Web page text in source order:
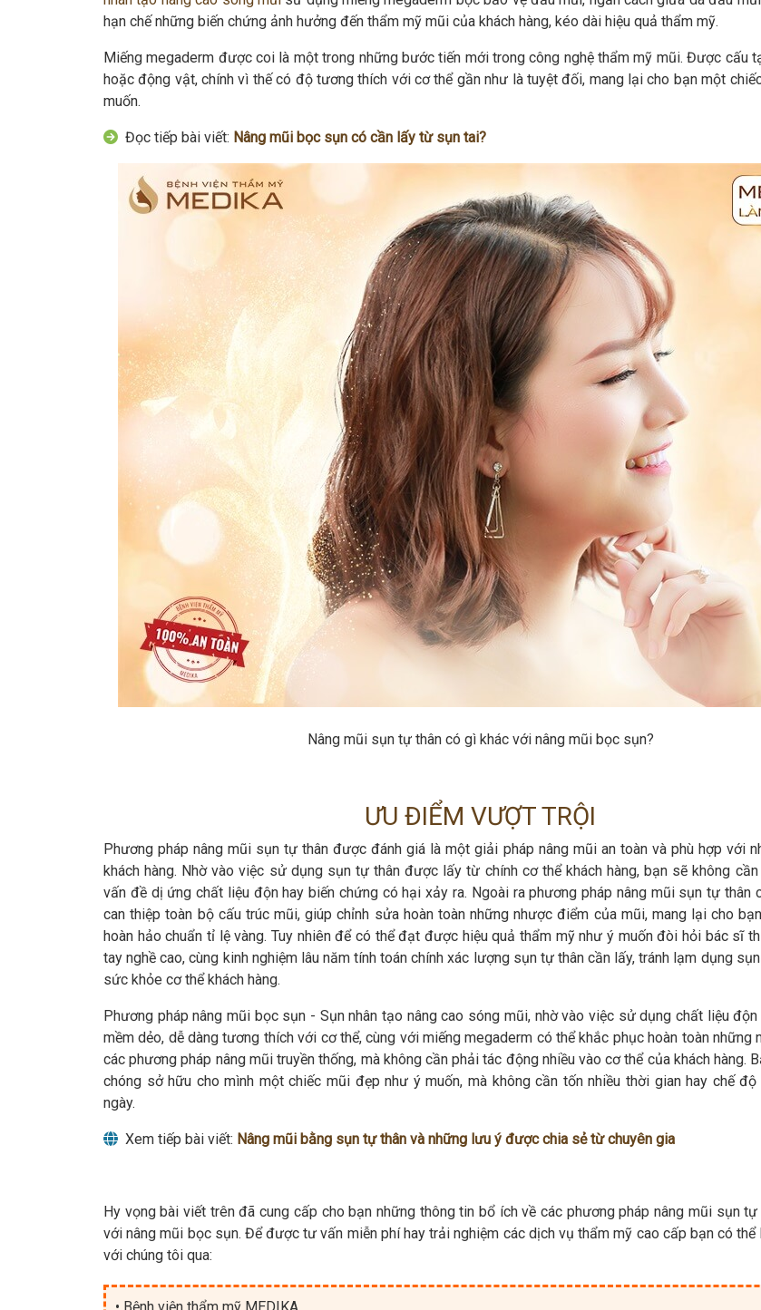
hạn chế những biến chứng ảnh hưởng đến thẩm mỹ mũi của khách hàng, kéo dài hiệu quả thẩm mỹ.
Miếng megaderm được coi là một trong những bước tiến mới trong công nghệ thẩm mỹ mũi. Được cấu
hoặc động vật, chính vì thế có độ tương thích với cơ thể gần như là tuyệt đối, mang lại cho bạn một
muốn.
Đọc tiếp bài viết: Nâng mũi bọc sụn có cần lấy từ sụn tai?
Nâng mũi sụn tự thân có gì khác với nâng mũi bọc sụn?
ƯU ĐIỂM VƯỢT TRỘI
Phương pháp nâng mũi sụn tự thân được đánh giá là một giải pháp nâng mũi an toàn và phù hợp với
khách hàng. Nhờ vào việc sử dụng sụn tự thân được lấy từ chính cơ thể khách hàng, bạn sẽ không
vấn đề dị ứng chất liệu độn hay biến chứng có hại xảy ra. Ngoài ra phương pháp nâng mũi sụn tự thân
can thiệp toàn bộ cấu trúc mũi, giúp chỉnh sửa hoàn toàn những nhược điểm của mũi, mang lại cho
hoàn hảo chuẩn tỉ lệ vàng. Tuy nhiên để có thể đạt được hiệu quả thẩm mỹ như ý muốn đòi hỏi bác sĩ
tay nghề cao, cùng kinh nghiệm lâu năm tính toán chính xác lượng sụn tự thân cần lấy, tránh lạm dụng
sức khỏe cơ thể khách hàng.
Phương pháp nâng mũi bọc sụn - Sụn nhân tạo nâng cao sóng mũi, nhờ vào việc sử dụng chất liệu
mềm dẻo, dễ dàng tương thích với cơ thể, cùng với miếng megaderm có thể khắc phục hoàn toàn những
các phương pháp nâng mũi truyền thống, mà không cần phải tác động nhiều vào cơ thể của khách hàng.
chóng sở hữu cho mình một chiếc mũi đẹp như ý muốn, mà không cần tốn nhiều thời gian hay chế
ngày.
Xem tiếp bài viết: Nâng mũi bằng sụn tự thân và những lưu ý được chia sẻ từ chuyên gia
Hy vọng bài viết trên đã cung cấp cho bạn những thông tin bổ ích về các phương pháp nâng mũi sụn
với nâng mũi bọc sụn. Để được tư vấn miễn phí hay trải nghiệm các dịch vụ thẩm mỹ cao cấp bạn có thể
với chúng tôi qua:
• Bệnh viện thẩm mỹ MEDIKA